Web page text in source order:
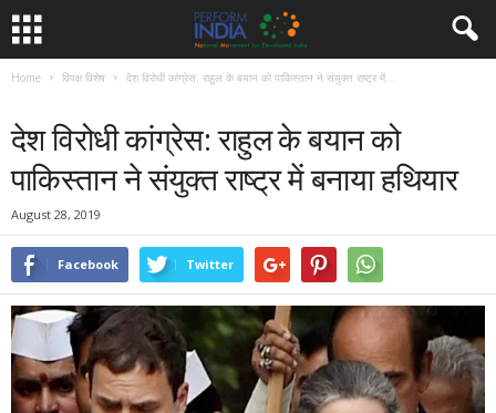
Home विपक्ष विशेष देश विरोधी कांग्रेस: राहुल के बयान को पाकिस्तान ने संयुक्त राष्ट्र में...
देश विरोधी कांग्रेस: राहुल के बयान को
पाकिस्तान ने संयुक्त राष्ट्र में बनाया हथियार
August 28, 2019
Facebook Twitter